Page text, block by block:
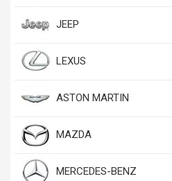
JEEP
LEXUS
ASTON MARTIN
MAZDA
MERCEDES-BENZ